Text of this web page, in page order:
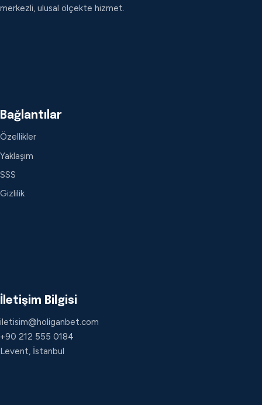
merkezli, ulusal ölçekte hizmet.
Bağlantılar
Özellikler
Yaklaşım
SSS
Gizlilik
İletişim Bilgisi
iletisim@holiganbet.com
+90 212 555 0184
Levent, İstanbul